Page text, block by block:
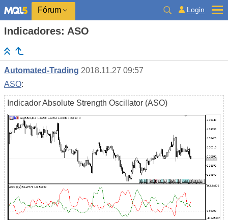
Fórum Login
Indicadores: ASO
Automated-Trading 2018.11.27 09:57
ASO:
Indicador Absolute Strength Oscillator (ASO)